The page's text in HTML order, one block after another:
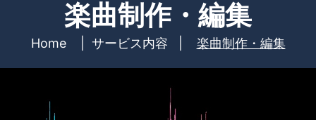
楽曲制作・編集
Home| サービス内容 楽曲制作・編集